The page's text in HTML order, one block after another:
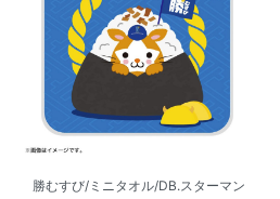
勝むすび/ミニタオル/DB.スターマン